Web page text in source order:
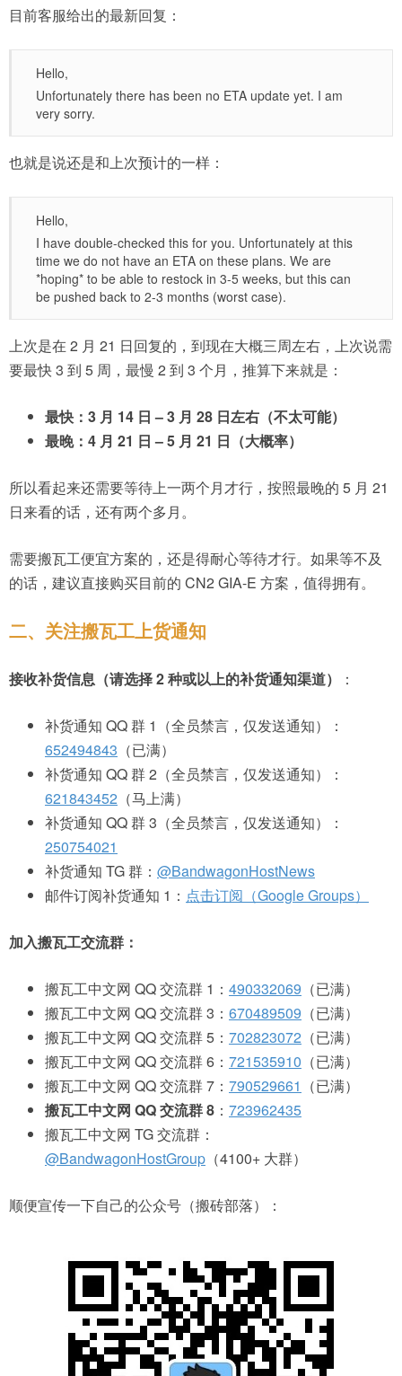
目前客服给出的最新回复：
Hello,
Unfortunately there has been no ETA update yet. I am
very sorry.
也就是说还是和上次预计的一样：
Hello,
I have double-checked this for you. Unfortunately at this
time we do not have an ETA on these plans. We are
*hoping* to be able to restock in 3-5 weeks, but this can
be pushed back to 2-3 months (worst case).
上次是在 2 月 21 日回复的，到现在大概三周左右，上次说需
要最快 3 到 5 周，最慢 2 到 3 个月，推算下来就是：
最快：3 月 14 日 – 3 月 28 日左右（不太可能）
最晚：4 月 21 日 – 5 月 21 日（大概率）
所以看起来还需要等待上一两个月才行，按照最晚的 5 月 21
日来看的话，还有两个多月。
需要搬瓦工便宜方案的，还是得耐心等待才行。如果等不及
的话，建议直接购买目前的 CN2 GIA-E 方案，值得拥有。
二、关注搬瓦工上货通知
接收补货信息 （请选择 2 种或以上的补货通知渠道） ：
补货通知 QQ 群 1（全员禁言，仅发送通知）：
652494843 （已满）
补货通知 QQ 群 2（全员禁言，仅发送通知）：
621843452 （马上满）
补货通知 QQ 群 3（全员禁言，仅发送通知）：
250754021
补货通知 TG 群： @BandwagonHostNews
邮件订阅补货通知 1： 点击订阅（Google Groups）
加入搬瓦工交流群：
搬瓦工中文网 QQ 交流群 1： 490332069 （已满）
搬瓦工中文网 QQ 交流群 3： 670489509 （已满）
搬瓦工中文网 QQ 交流群 5： 702823072 （已满）
搬瓦工中文网 QQ 交流群 6： 721535910 （已满）
搬瓦工中文网 QQ 交流群 7： 790529661 （已满）
搬瓦工中文网 QQ 交流群 8 ： 723962435
搬瓦工中文网 TG 交流群：
@BandwagonHostGroup （4100+ 大群）
顺便宣传一下自己的公众号（搬砖部落）：